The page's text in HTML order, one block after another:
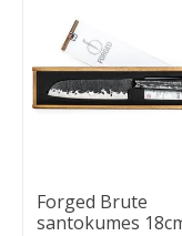
Forged Brute
santokumes